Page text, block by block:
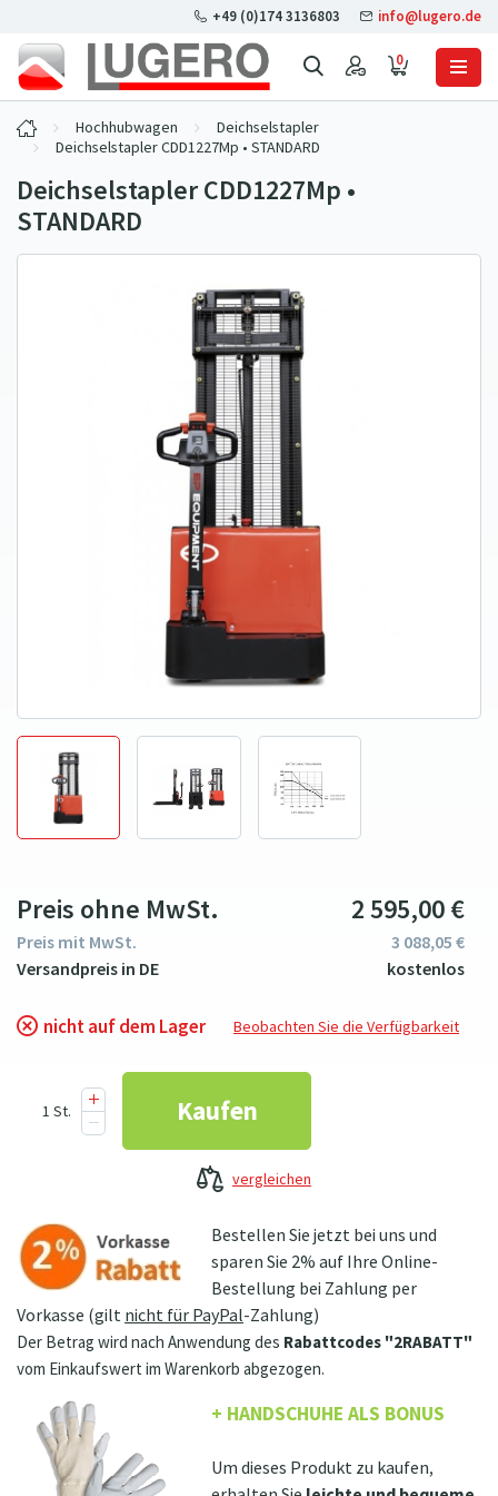
0
+49 (0)174 3136803 info@lugero.de
Hochhubwagen
Deichselstapler
Deichselstapler CDD1227Mp • STANDARD
Deichselstapler CDD1227Mp •
STANDARD
Bestellen Sie jetzt bei uns und
sparen Sie 2% auf Ihre Online-
Bestellung bei Zahlung per
Vorkasse (gilt nicht für PayPal-Zahlung)
Der Betrag wird nach Anwendung des Rabattcodes "2RABATT"
vom Einkaufswert im Warenkorb abgezogen.
+ HANDSCHUHE ALS BONUS
Um dieses Produkt zu kaufen,
nicht auf dem Lager Beobachten Sie die Verfügbarkeit
Preis ohne MwSt. 2595 00€
Preis mit MwSt. 3 088 05€
vergleichen